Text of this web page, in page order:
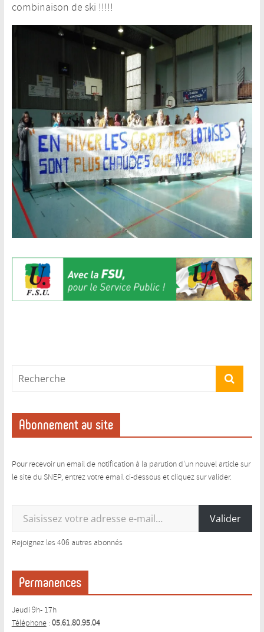
combinaison de ski !!!!!
Abonnement au site
Pour recevoir un email de notification à la parution d'un nouvel article sur
le site du SNEP, entrez votre email ci-dessous et cliquez sur valider.
Valider
Rejoignez les 406 autres abonnés
Permanences
Jeudi 9h- 17h
Téléphone: 05.61.80.95.04